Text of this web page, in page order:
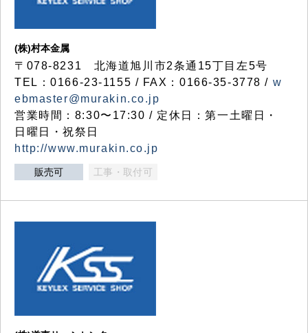
(株)村本金属
〒078-8231 北海道旭川市2条通15丁目左5号
TEL：0166-23-1155 / FAX：0166-35-3778 / w
ebmaster@murakin.co.jp
営業時間：8:30〜17:30 / 定休日：第一土曜日・
日曜日・祝祭日
http://www.murakin.co.jp
販売可 工事・取付可